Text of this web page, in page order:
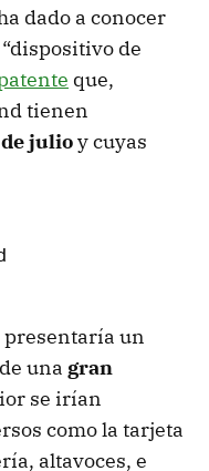
dado a conocer
de
que,
tienen
julioy cuyas
presentaría un
una gran
se irían
como la tarjeta
altavoces, e